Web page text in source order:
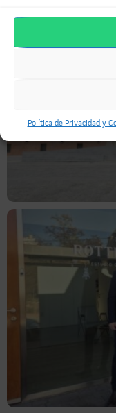
Política de Privacidad y